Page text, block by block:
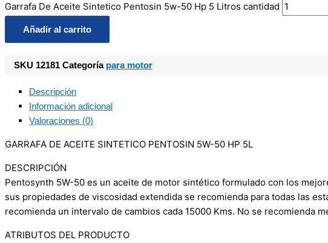
Garrafa De Aceite Sintetico Pentosin 5w-50 Hp 5 Litros cantidad
Añadir al carrito
SKU 12181 Categoría para motor
Descripción
Información adicional
Valoraciones (0)
GARRAFA DE ACEITE SINTETICO PENTOSIN 5W-50 HP 5L
DESCRIPCIÓN
Pentosynth 5W-50 es un aceite de motor sintético formulado con los
sus propiedades de viscosidad extendida se recomienda para todas las
recomienda un intervalo de cambios cada 15000 Kms. No se recomienda
ATRIBUTOS DEL PRODUCTO